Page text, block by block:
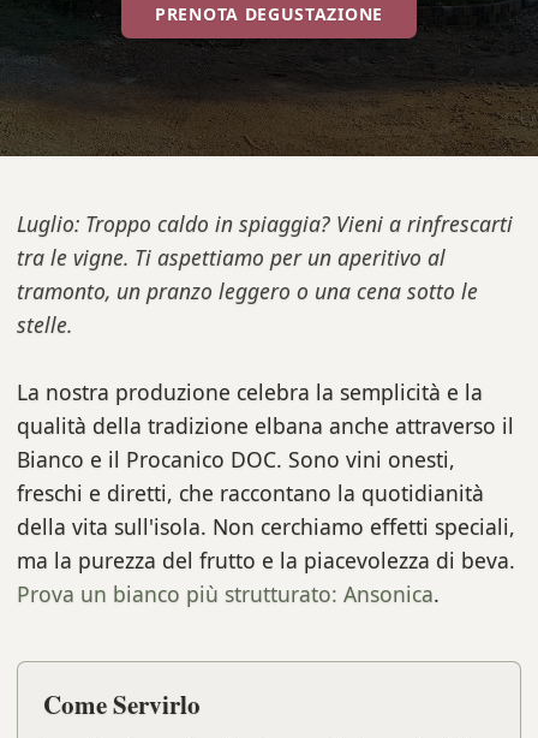
PRENOTA DEGUSTAZIONE
Luglio: Troppo caldo in spiaggia? Vieni a rinfrescarti
tra le vigne. Ti aspettiamo per un aperitivo al
tramonto, un pranzo leggero o una cena sotto le
stelle.
La nostra produzione celebra la semplicità e la
qualità della tradizione elbana anche attraverso il
Bianco e il Procanico DOC. Sono vini onesti,
freschi e diretti, che raccontano la quotidianità
della vita sull'isola. Non cerchiamo effetti speciali,
ma la purezza del frutto e la piacevolezza di beva.
Prova un bianco più strutturato: Ansonica.
Come Servirlo